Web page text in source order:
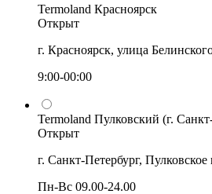
Termoland Красноярск
Открыт
г. Красноярск, улица
9:00-00:00
Termoland Пулковский (г.
Открыт
г. Санкт-Петербург, Пулковское
Пн-Вс 09.00-24.00